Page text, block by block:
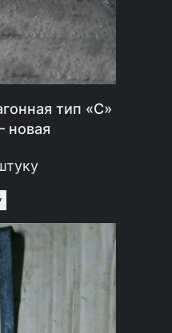
тип «С»
новая